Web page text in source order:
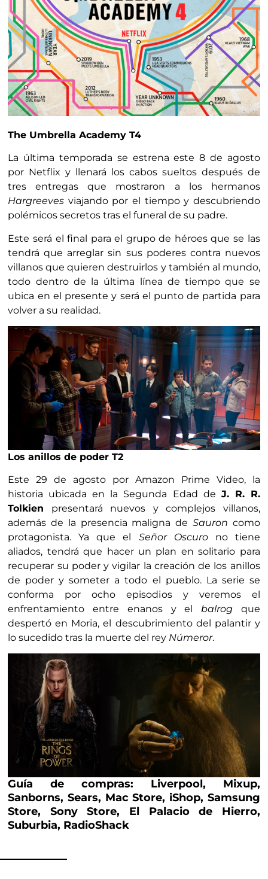
The Umbrella Academy T4
La última temporada se estrena este 8 de agosto
por Netflix y llenará los cabos sueltos después de
tres entregas que mostraron a los hermanos
Hargreeves viajando por el tiempo y descubriendo
polémicos secretos tras el funeral de su padre.
Este será el final para el grupo de héroes que se las
tendrá que arreglar sin sus poderes contra nuevos
villanos que quieren destruirlos y también al mundo,
todo dentro de la última línea de tiempo que se
ubica en el presente y será el punto de partida para
volver a su realidad.
Los anillos de poder T2
Este 29 de agosto por Amazon Prime Video, la
historia ubicada en la Segunda Edad de J. R. R.
Tolkien presentará nuevos y complejos villanos,
además de la presencia maligna de Sauron como
protagonista. Ya que el Señor Oscurono tiene
aliados, tendrá que hacer un plan en solitario para
recuperar su poder y vigilar la creación de los anillos
de poder y someter a todo el pueblo. La serie se
conforma por ocho episodios y veremos el
enfrentamiento entre enanos y el balrog que
despertó en Moria, el descubrimiento del palantir y
lo sucedido tras la muerte del rey Númeror.
Guía de compras: Liverpool, Mixup,
Sanborns, Sears, Mac Store, iShop, Samsung
Store, Sony Store, El Palacio de Hierro,
Suburbia, RadioShack